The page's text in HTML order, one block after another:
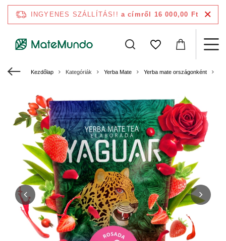
INGYENES SZÁLLÍTÁS!! a címről 16 000,00 Ft
Kezdőlap Kategóriák Yerba Mate Yerba mate országonként